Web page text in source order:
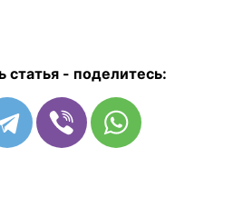
статья - поделитесь: